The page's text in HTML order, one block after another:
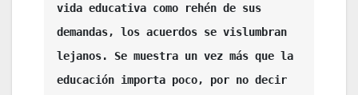
vida educativa como rehén de sus
demandas, los acuerdos se vislumbran
lejanos. Se muestra un vez más que la
educación importa poco, por no decir